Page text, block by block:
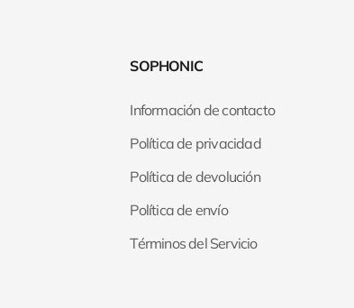
SOPHONIC
Información de contacto
Política de privacidad
Política de devolución
Política de envío
Términos del Servicio